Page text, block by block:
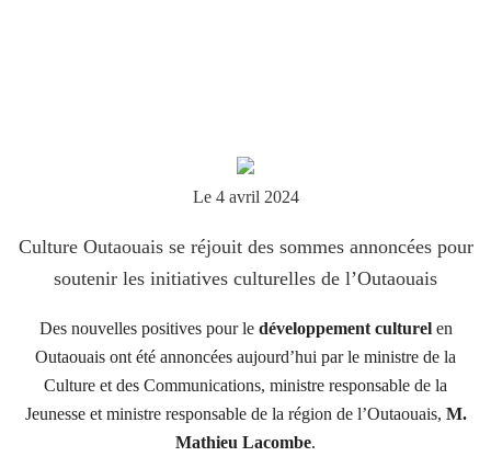
Le 4 avril 2024
Culture Outaouais se réjouit des sommes annoncées pour
soutenir les initiatives culturelles de l’Outaouais
Des nouvelles positives pour le développement culturelen
Outaouais ont été annoncées aujourd’hui par le ministre de la
Culture et des Communications, ministre responsable de la
Jeunesse et ministre responsable de la région de l’Outaouais, M.
Mathieu Lacombe.